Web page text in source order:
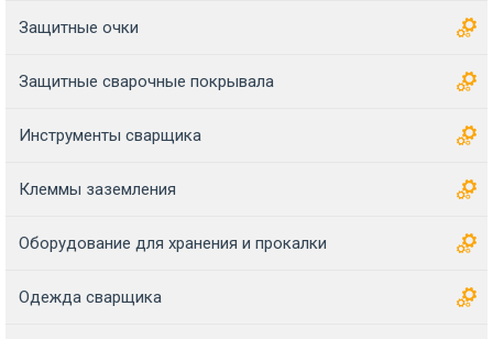
Защитные очки
Защитные сварочные покрывала
Инструменты сварщика
Клеммы заземления
Оборудование для хранения и прокалки
Одежда сварщика